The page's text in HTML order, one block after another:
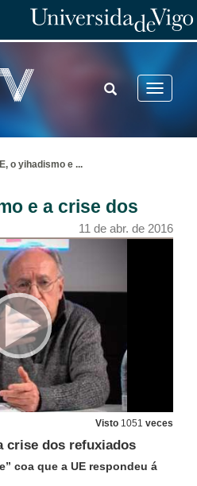
Toggle
TOGGLE
SEARCH
o yihadismo e ...
e a crise dos
11 de abr. de 2016
Visto 1051 veces
crise dos refuxiados
coa que a UE respondeu á